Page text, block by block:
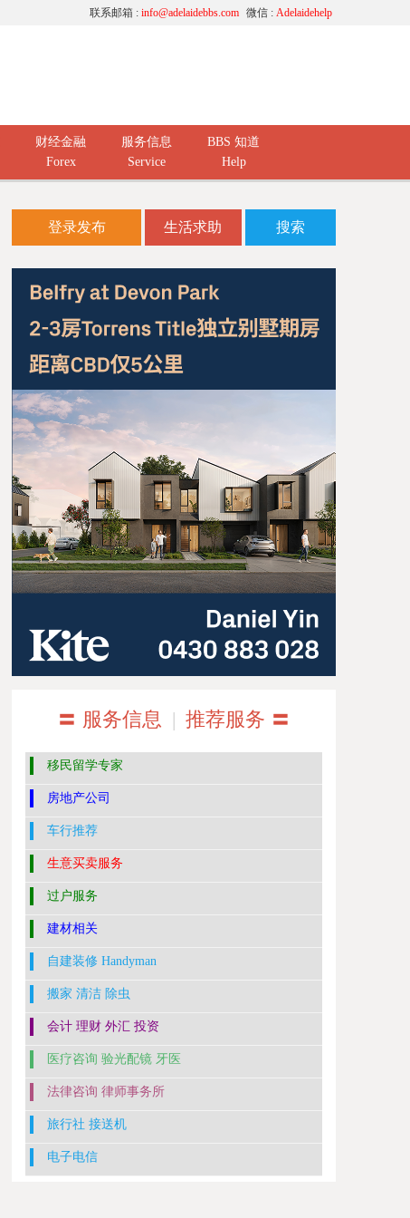
微信 : Adelaidehelp
联系邮箱 : info@adelaidebbs.com
财经金融
Forex
服务信息
Service
BBS 知道
Help
登录发布 生活求助 搜索
〓 服务信息 | 推荐服务 〓
移民留学专家
房地产公司
车行推荐
生意买卖服务
过户服务
建材相关
自建装修 Handyman
搬家 清洁 除虫
会计 理财 外汇 投资
医疗咨询 验光配镜 牙医
法律咨询 律师事务所
旅行社 接送机
电子电信